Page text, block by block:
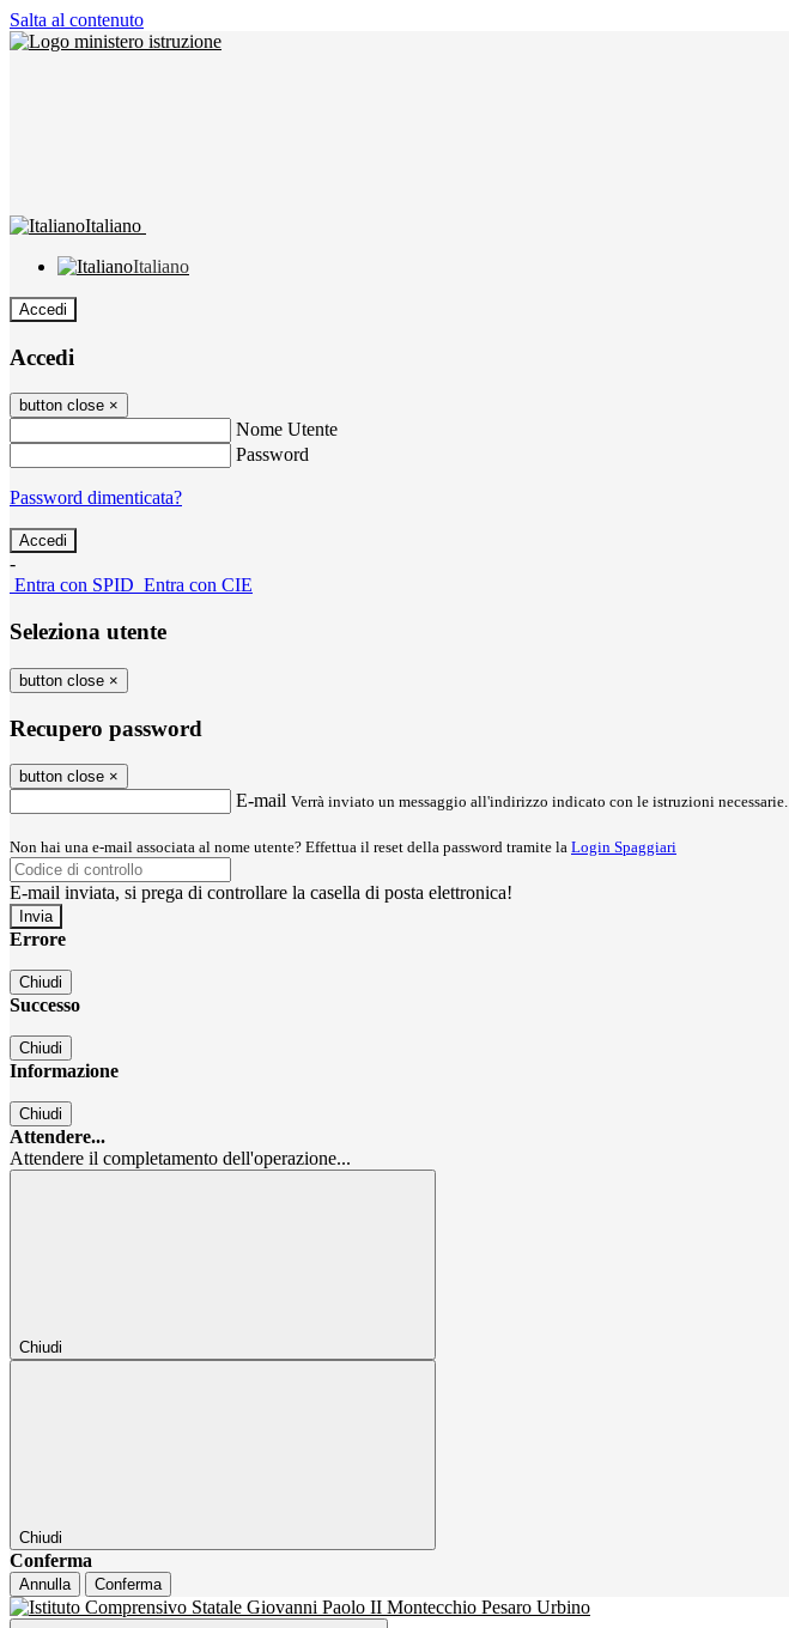
Salta al contenuto
Italiano
Italiano
Accedi
Accedi
button close ×
Nome Utente
Password
Password dimenticata?
-
Entra con SPID Entra con CIE
Seleziona utente
button close ×
Recupero password
button close ×
E-mail Verrà inviato un messaggio all'indirizzo indicato con le istruzioni necessarie.
Non hai una e-mail associata al nome utente? Effettua il reset della password tramite la Login Spaggiari
E-mail inviata, si prega di controllare la casella di posta elettronica!
Errore
Chiudi
Successo
Chiudi
Informazione
Chiudi
Attendere...
Attendere il completamento dell'operazione...
Chiudi
Chiudi
Conferma
Annulla Conferma